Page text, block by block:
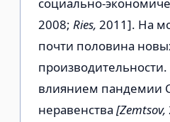
2008; Ries, 2011]. На
почти половина
влиянием пандемии
неравенства [Zemtsov,